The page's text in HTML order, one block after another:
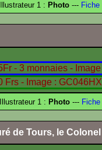
1 : Photo --- Fiche
1 : Photo ---
de Tours, le